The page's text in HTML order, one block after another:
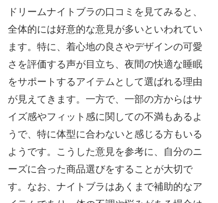
ドリームナイトブラの口コミを見てみると、
全体的には好意的な意見が多いといわれてい
ます。特に、着心地の良さやデザインの可愛
さを評価する声が目立ち、夜間の快適な睡眠
をサポートするアイテムとして選ばれる理由
が見えてきます。一方で、一部の方からはサ
イズ感やフィット感に関しての不満もあるよ
うで、特に体型に合わないと感じる方もいる
ようです。こうした意見を参考に、自分のニ
ーズに合った商品選びをすることが大切で
す。なお、ナイトブラはあくまで補助的なア